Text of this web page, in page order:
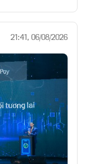
21:41, 06/08/2026